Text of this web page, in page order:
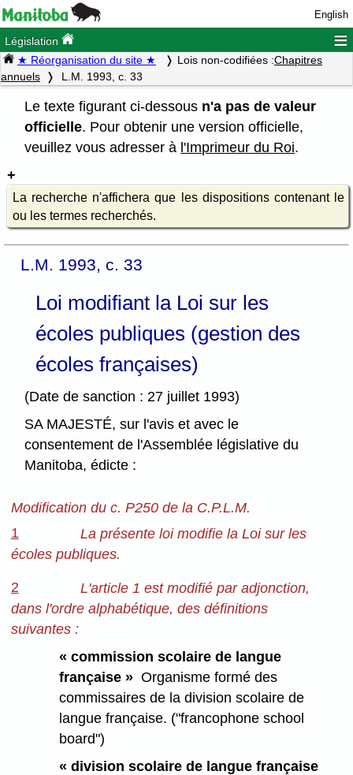
English
Législation ≡
★ Réorganisation du site ★ Lois non-codifiées :Chapitres
annuels
L.M. 1993, c. 33
Le texte figurant ci-dessous n'a pas de valeur
officielle. Pour obtenir une version officielle,
veuillez vous adresser à l'Imprimeur du Roi.
La recherche n'affichera que les dispositions contenant le
ou les termes recherchés.
L.M. 1993, c. 33
Loi modifiant la Loi sur les
écoles publiques (gestion des
écoles françaises)
(Date de sanction : 27 juillet 1993)
SA MAJESTÉ, sur l'avis et avec le
consentement de l'Assemblée législative du
Manitoba, édicte :
Modification du c. P250 de la C.P.L.M.
1
La présente loi modifie la Loi sur les
écoles publiques.
2
L'article 1 est modifié par adjonction,
dans l'ordre alphabétique, des définitions
suivantes :
« commission scolaire de langue
française » Organisme formé des
commissaires de la division scolaire de
langue française. ("francophone school
board")
« division scolaire de langue française